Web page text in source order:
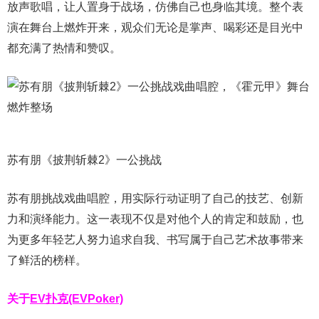
放声歌唱，让人置身于战场，仿佛自己也身临其境。整个表
演在舞台上燃炸开来，观众们无论是掌声、喝彩还是目光中
都充满了热情和赞叹。
苏有朋《披荆斩棘2》一公挑战
苏有朋挑战戏曲唱腔，用实际行动证明了自己的技艺、创新
力和演绎能力。这一表现不仅是对他个人的肯定和鼓励，也
为更多年轻艺人努力追求自我、书写属于自己艺术故事带来
了鲜活的榜样。
关于EV扑克(EVPoker)